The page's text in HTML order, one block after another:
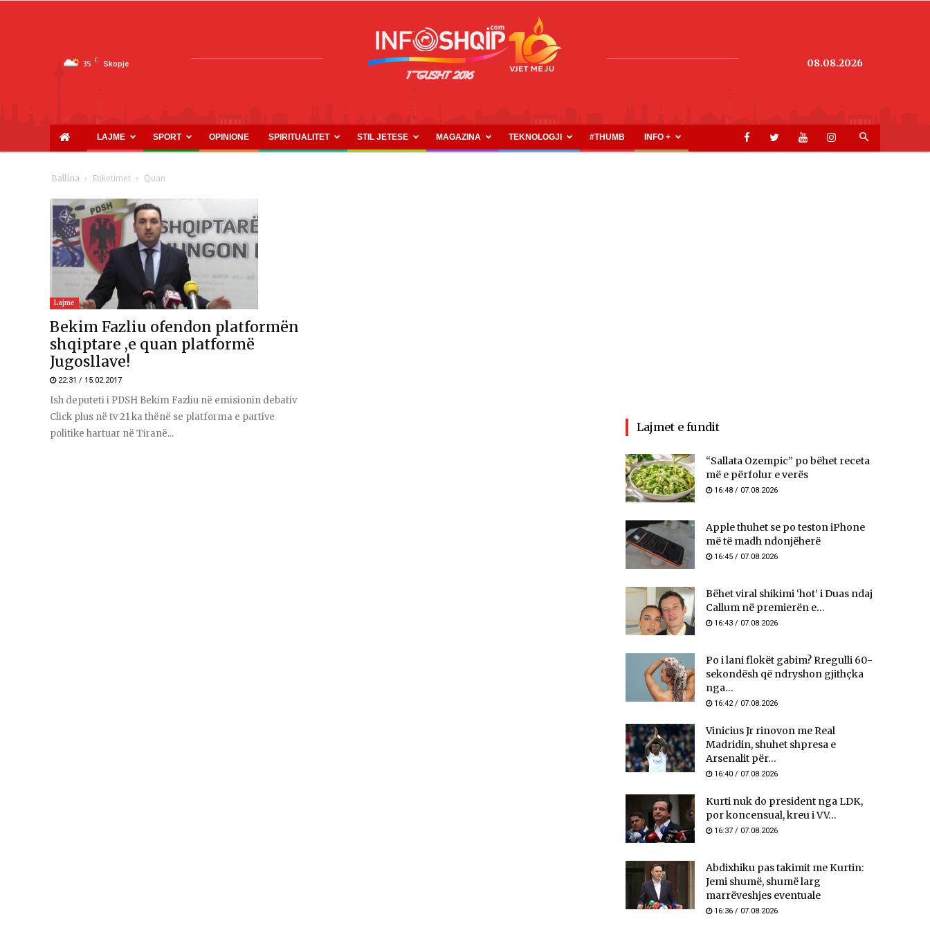
35 C Skopje
INFOSHQIP.COM
08.08.2026
LAJME SPORT OPINIONE SPIRITUALITET STIL JETESE MAGAZINA TEKNOLOGJI #THUMB INFO +
Ballina Etiketimet Quan
Lajme
Bekim Fazliu ofendon platformën
shqiptare ,e quan platformë
Jugosllave!
22:31 / 15.02.2017
Ish deputeti i PDSH Bekim Fazliu në emisionin debativ
Click plus në tv 21 ka thënë se platforma e partive
politike hartuar në Tiranë...
Lajmet e fundit
“Sallata Ozempic” po bëhet receta
më e përfolur e verës
16:48 / 07.08.2026
Apple thuhet se po teston iPhone
më të madh ndonjëherë
16:45 / 07.08.2026
Bëhet viral shikimi ‘hot’ i Duas ndaj
Callum në premierën e...
16:43 / 07.08.2026
Po i lani flokët gabim? Rregulli 60-
sekondësh që ndryshon gjithçka
nga...
16:42 / 07.08.2026
Vinicius Jr rinovon me Real
Madridin, shuhet shpresa e
Arsenalit për...
16:40 / 07.08.2026
Kurti nuk do president nga LDK,
por koncensual, kreu i VV...
16:37 / 07.08.2026
Abdixhiku pas takimit me Kurtin:
Jemi shumë, shumë larg
marrëveshjes eventuale
16:36 / 07.08.2026